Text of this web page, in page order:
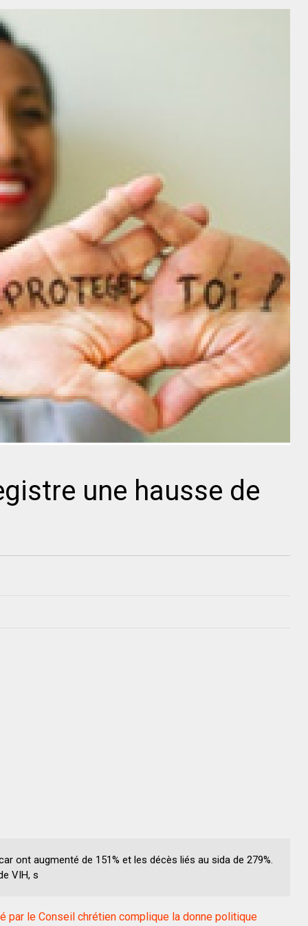
une hausse de
ont augmenté de 151% et les décès liés au sida de 279%.
VIH, s
par le Conseil chrétien complique la donne politique